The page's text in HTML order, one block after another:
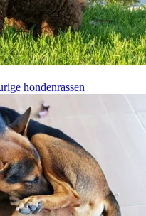
hondenrassen